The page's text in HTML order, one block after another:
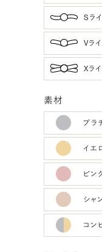
Sラ
Vラ
Xラ
素材
プラ
イエ
ピン
シャ
コン